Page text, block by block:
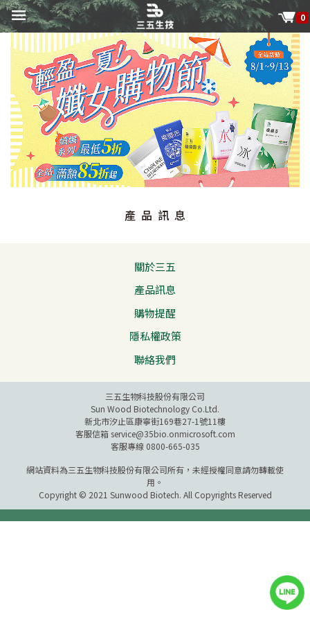
0
產品訊息
關於三五
產品訊息
購物提醒
隱私權政策
聯絡我們
三五生物科技股份有限公司
Sun Wood Biotechnology Co.Ltd.
新北市汐止區康寧街169巷27-1號11樓
客服信箱service@35bio.onmicrosoft.com
客服專線 0800-665-035
網站資料為三五生物科技股份有限公司所有，未經授權同意請勿轉載使
用。
Copyright © 2021 Sunwood Biotech. All Copyrights Reserved